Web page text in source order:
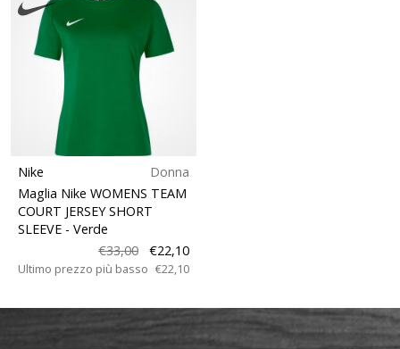
Nike
Donna
Maglia Nike WOMENS TEAM
COURT JERSEY SHORT
SLEEVE - Verde
€33,00
€22,10
Ultimo prezzo più basso €22,10